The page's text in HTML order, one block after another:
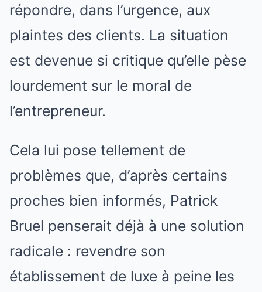
répondre, dans l’urgence, aux
plaintes des clients. La situation
est devenue si critique qu’elle pèse
lourdement sur le moral de
l’entrepreneur.
Cela lui pose tellement de
problèmes que, d’après certains
proches bien informés, Patrick
Bruel penserait déjà à une solution
radicale : revendre son
établissement de luxe à peine les